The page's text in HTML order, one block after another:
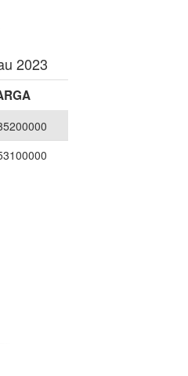
2023